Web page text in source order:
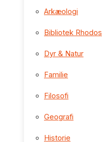
Arkæologi
Bibliotek Rhodos
Dyr & Natur
Familie
Filosofi
Geografi
Historie